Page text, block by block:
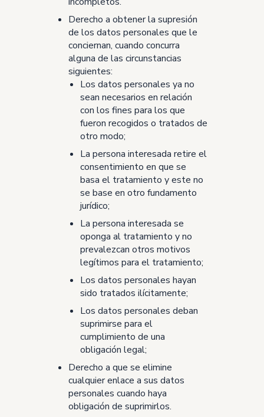
Derecho a obtener la supresión
de los datos personales que le
conciernan, cuando concurra
alguna de las circunstancias
siguientes:
Los datos personales ya no
sean necesarios en relación
con los fines para los que
fueron recogidos o tratados de
otro modo;
La persona interesada retire el
consentimiento en que se
basa el tratamiento y este no
se base en otro fundamento
jurídico;
La persona interesada se
oponga al tratamiento y no
prevalezcan otros motivos
legítimos para el tratamiento;
Los datos personales hayan
sido tratados ilícitamente;
Los datos personales deban
suprimirse para el
cumplimiento de una
obligación legal;
Derecho a que se elimine
cualquier enlace a sus datos
personales cuando haya
obligación de suprimirlos.